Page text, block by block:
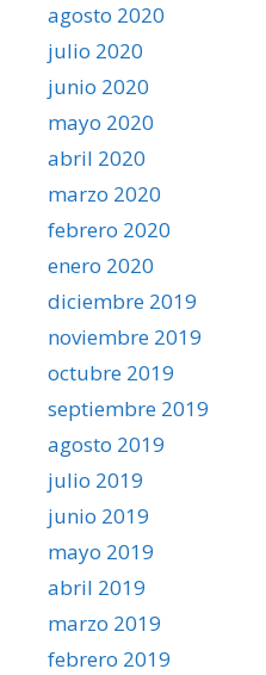
agosto 2020
julio 2020
junio 2020
mayo 2020
abril 2020
marzo 2020
febrero 2020
enero 2020
diciembre 2019
noviembre 2019
octubre 2019
septiembre 2019
agosto 2019
julio 2019
junio 2019
mayo 2019
abril 2019
marzo 2019
febrero 2019